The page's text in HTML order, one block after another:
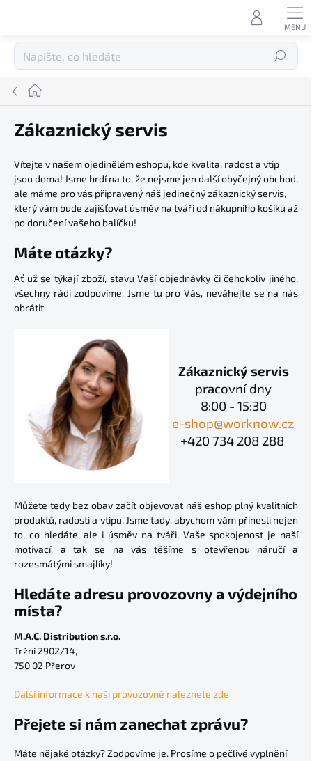
Hledat
Domů
Zákaznický servis
Vítejte v našem ojedinělém eshopu, kde kvalita, radost a vtip
jsou doma! Jsme hrdí na to, že nejsme jen další obyčejný obchod,
ale máme pro vás připravený náš jedinečný zákaznický servis,
který vám bude zajišťovat úsměv na tváři od nákupního košíku až
po doručení vašeho balíčku!
Máte otázky?
Ať už se týkají zboží, stavu Vaší objednávky či čehokoliv jiného,
všechny rádi zodpovíme. Jsme tu pro Vás, neváhejte se na nás
obrátit.
Zákaznický servis
pracovní dny
8:00 - 15:30
e-shop@worknow.cz
+420 734 208 288
Můžete tedy bez obav začít objevovat náš eshop plný kvalitních
produktů, radosti a vtipu. Jsme tady, abychom vám přinesli nejen
to, co hledáte, ale i úsměv na tváři. Vaše spokojenost je naší
motivací, a tak se na vás těšíme s otevřenou náručí a
rozesmátými smajlíky!
Hledáte adresu provozovny a výdejního
místa?
M.A.C. Distribution s.r.o.
Tržní 2902/14,
750 02 Přerov
Další informace k naši provozovně naleznete zde
Přejete si nám zanechat zprávu?
Máte nějaké otázky? Zodpovíme je. Prosíme o pečlivé vyplnění